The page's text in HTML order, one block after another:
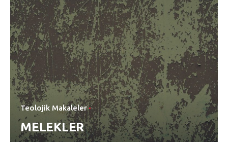
Teolojik Makaleler
MELEKLER